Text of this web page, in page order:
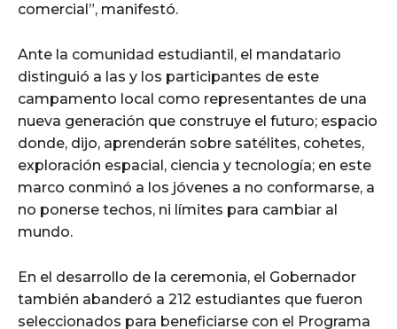
comercial”, manifestó.
Ante la comunidad estudiantil, el mandatario
distinguió a las y los participantes de este
campamento local como representantes de una
nueva generación que construye el futuro; espacio
donde, dijo, aprenderán sobre satélites, cohetes,
exploración espacial, ciencia y tecnología; en este
marco conminó a los jóvenes a no conformarse, a
no ponerse techos, ni límites para cambiar al
mundo.
En el desarrollo de la ceremonia, el Gobernador
también abanderó a 212 estudiantes que fueron
seleccionados para beneficiarse con el Programa